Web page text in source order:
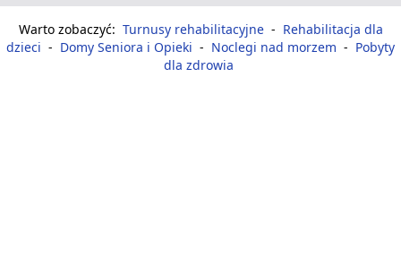
Warto zobaczyć: Turnusy rehabilitacyjne - Rehabilitacja dla
dzieci - Domy Seniora i Opieki - Noclegi nad morzem - Pobyty
dla zdrowia